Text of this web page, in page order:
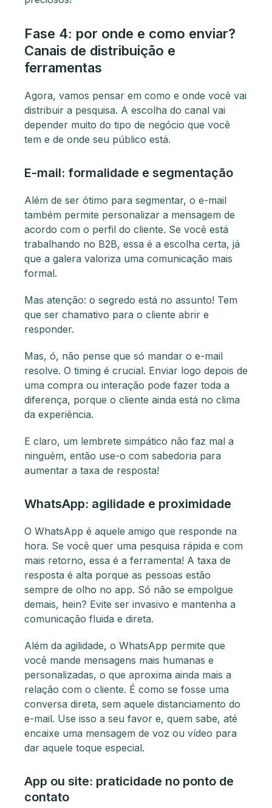
Fase 4: por onde e como enviar?
Canais de distribuição e
ferramentas
Agora, vamos pensar em como e onde você vai
distribuir a pesquisa. A escolha do canal vai
depender muito do tipo de negócio que você
tem e de onde seu público está.
E-mail: formalidade e segmentação
Além de ser ótimo para segmentar, o e-mail
também permite personalizar a mensagem de
acordo com o perfil do cliente. Se você está
trabalhando no B2B, essa é a escolha certa, já
que a galera valoriza uma comunicação mais
formal.
Mas atenção: o segredo está no assunto! Tem
que ser chamativo para o cliente abrir e
responder.
Mas, ó, não pense que só mandar o e-mail
resolve. O timing é crucial. Enviar logo depois de
uma compra ou interação pode fazer toda a
diferença, porque o cliente ainda está no clima
da experiência.
E claro, um lembrete simpático não faz mal a
ninguém, então use-o com sabedoria para
aumentar a taxa de resposta!
WhatsApp: agilidade e proximidade
O WhatsApp é aquele amigo que responde na
hora. Se você quer uma pesquisa rápida e com
mais retorno, essa é a ferramenta! A taxa de
resposta é alta porque as pessoas estão
sempre de olho no app. Só não se empolgue
demais, hein? Evite ser invasivo e mantenha a
comunicação fluida e direta.
Além da agilidade, o WhatsApp permite que
você mande mensagens mais humanas e
personalizadas, o que aproxima ainda mais a
relação com o cliente. É como se fosse uma
conversa direta, sem aquele distanciamento do
e-mail. Use isso a seu favor e, quem sabe, até
encaixe uma mensagem de voz ou vídeo para
dar aquele toque especial.
App ou site: praticidade no ponto de
contato